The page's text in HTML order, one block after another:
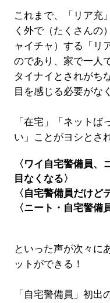
これまで、「リア充
く外で（たくさんの
ャイチャ）する「リ
のであり、家で一人
タイナイとされがち
目を感じる必要がな
「在宅」「ネットば
い」ことがヨシとさ
〈ワイ自宅警備員
目なくなる〉
〈自宅警備員だけど
〈ニート・自宅警備
といった声が次々に
ットができる！
「自宅警備員」初出